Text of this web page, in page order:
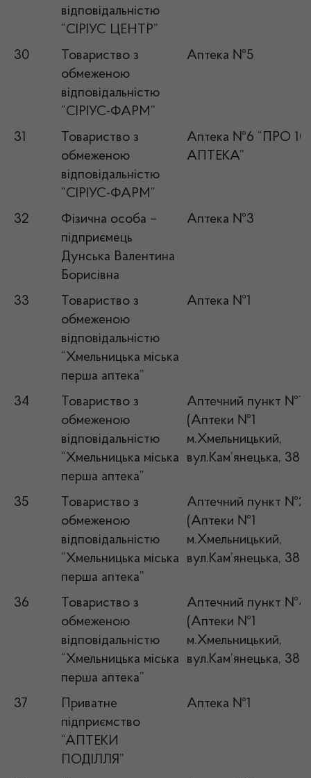
відповідальністю
“СІРІУС ЦЕНТР”
30
Товариство з
обмеженою
відповідальністю
“СІРІУС-ФАРМ”
Аптека №5
31
Товариство з
обмеженою
відповідальністю
“СІРІУС-ФАРМ”
Аптека №6 “ПРО
АПТЕКА”
32
Фізична особа –
підприємець
Дунська Валентина
Борисівна
Аптека №3
33
Товариство з
обмеженою
відповідальністю
“Хмельницька міська
перша аптека”
Аптека №1
34
Товариство з
обмеженою
відповідальністю
“Хмельницька міська
перша аптека”
Аптечний пункт №1
(Аптеки №1
м.Хмельницький,
вул.Кам’янецька, 38)
35
Товариство з
обмеженою
відповідальністю
“Хмельницька міська
перша аптека”
Аптечний пункт №2
(Аптеки №1
м.Хмельницький,
вул.Кам’янецька, 38)
36
Товариство з
обмеженою
відповідальністю
“Хмельницька міська
перша аптека”
Аптечний пункт №4
(Аптеки №1
м.Хмельницький,
вул.Кам’янецька, 38)
37
Приватне
підприємство
“АПТЕКИ
ПОДІЛЛЯ”
Аптека №1